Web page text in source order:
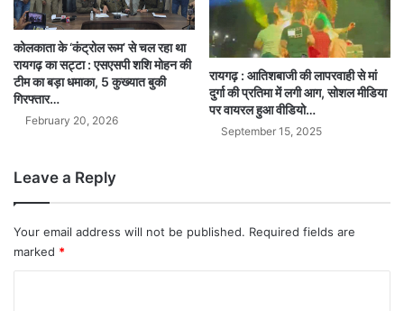
कोलकाता के ‘कंट्रोल रूम’ से चल रहा था
रायगढ़ का सट्टा : एसएसपी शशि मोहन की
टीम का बड़ा धमाका, 5 कुख्यात बुकी
गिरफ्तार…
February 20, 2026
रायगढ़ : आतिशबाजी की लापरवाही से मां
दुर्गा की प्रतिमा में लगी आग, सोशल मीडिया
पर वायरल हुआ वीडियो…
September 15, 2025
Leave a Reply
Your email address will not be published. Required fields are
marked *